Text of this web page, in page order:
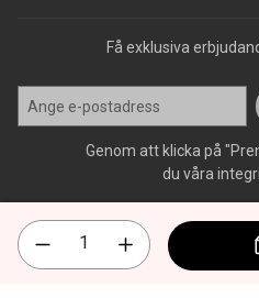
Få exklusiva
Genom att klicka på
du våra